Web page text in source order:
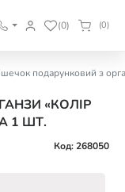
(0) (0)
подарунковий з
«КОЛІР
1 ШТ.
Код: 268050